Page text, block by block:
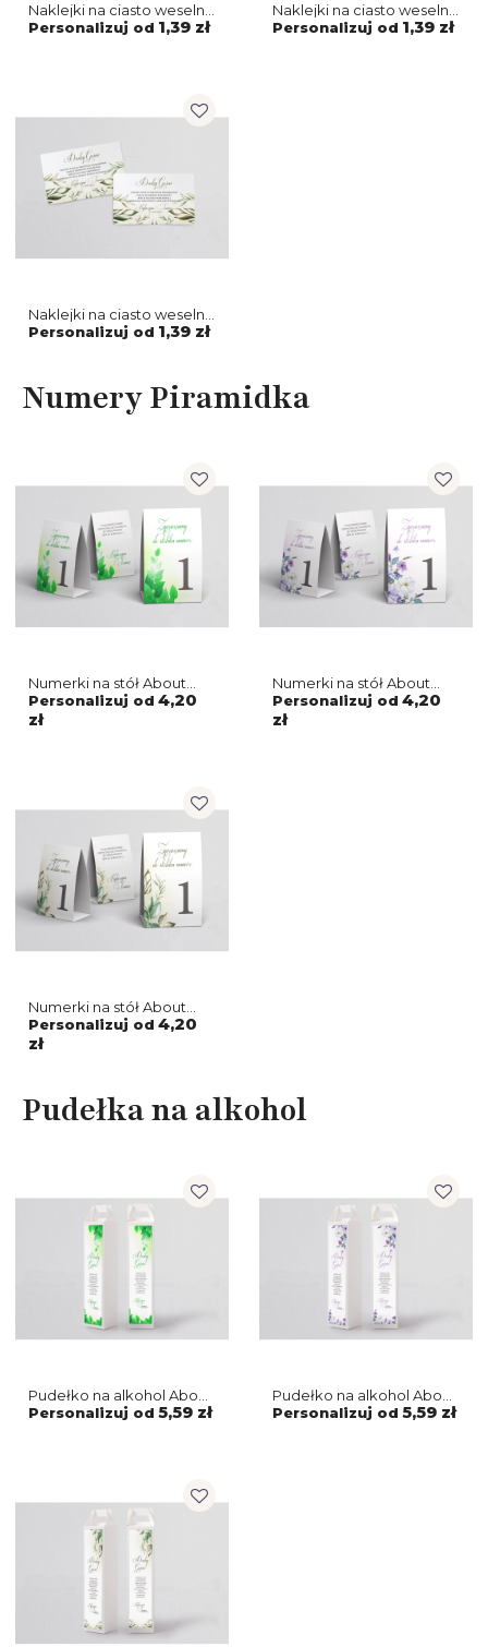
Naklejki na ciasto weselne
About You - Motyw 3
Personalizuj od 1,39 zł
Naklejki na ciasto weselne
About You - Motyw 2
Personalizuj od 1,39 zł
Naklejki na ciasto weselne
About You - Motyw 1
Personalizuj od 1,39 zł
Numery Piramidka
Numerki na stół About
You - Motyw 3
Personalizuj od 4,20
zł
Numerki na stół About
You - Motyw 2
Personalizuj od 4,20
zł
Numerki na stół About
You - Motyw 1
Personalizuj od 4,20
zł
Pudełka na alkohol
Pudełko na alkohol About
You - Motyw 3
Personalizuj od 5,59 zł
Pudełko na alkohol About
You - Motyw 2
Personalizuj od 5,59 zł